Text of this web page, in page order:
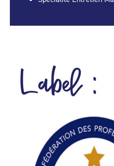
Label :